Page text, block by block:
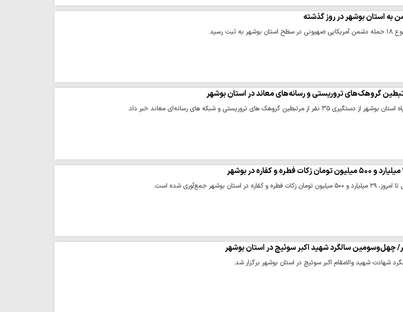
رسید.
گروهک‌های تروریستی و رسانه‌های معاند در استان بوشهر
گروهک های تروریستی و شبکه های رسانه‌ای معاند خبر داد.
بوشهر جمع‌آوری شده است.
چهل‌وسومین سالگرد شهید اکبر سوئیچ در استان بوشهر
شهادت شهید والامقام اکبر سوئیچ در استان بوشهر برگزار شد.